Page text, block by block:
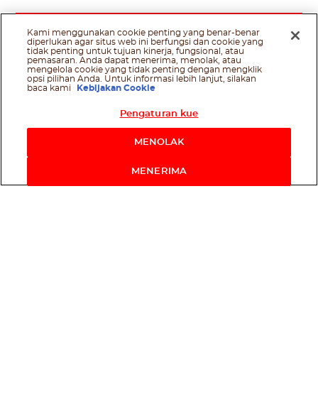
Kami menggunakan cookie penting yang benar-benar
diperlukan agar situs web ini berfungsi dan cookie yang
tidak penting untuk tujuan kinerja, fungsional, atau
pemasaran. Anda dapat menerima, menolak, atau
mengelola cookie yang tidak penting dengan mengklik
opsi pilihan Anda. Untuk informasi lebih lanjut, silakan
baca kami
Kebijakan Cookie
Pengaturan kue
MENOLAK
MENERIMA